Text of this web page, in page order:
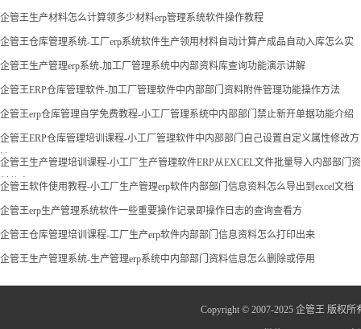
企管王生产材料怎么计算领多少材料erp管理系统软件操作教程
企管王仓库管理系统-工厂erp系统软件生产领用材料自动计算产成品自动入库怎么实
现
企管王生产管理erp系统-加工厂管理系统中内部资料库查询功能演示讲解
企管王ERP仓库管理软件-加工厂管理软件中内部部门资料附件管理功能操作方法
企管王erp仓库管理自学免费教程-小工厂管理系统中内部部门禁止新开单据功能介绍
企管王ERP仓库管理培训课程-小工厂管理软件中内部部门自己设置自定义属性修改方
法
企管王生产管理培训课程-小工厂生产管理软件ERP从EXCEL文件批量导入内部部门资
料信息
企管王软件使用教程-小工厂生产管理erp软件内部部门信息资料怎么导出到excel文档
企管王erp生产管理系统软件一些重要操作记录即操作日志的查询查看方
企管王仓库管理培训课程-工厂生产erp软件内部部门信息资料怎么打印出来
企管王生产管理系统-生产管理erp系统中内部部门资料信息怎么删除或停用
Copyright © 2007-2025 企管王 版权所